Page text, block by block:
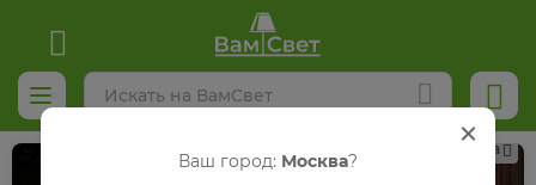
Реклама
Ваш город: Москва?